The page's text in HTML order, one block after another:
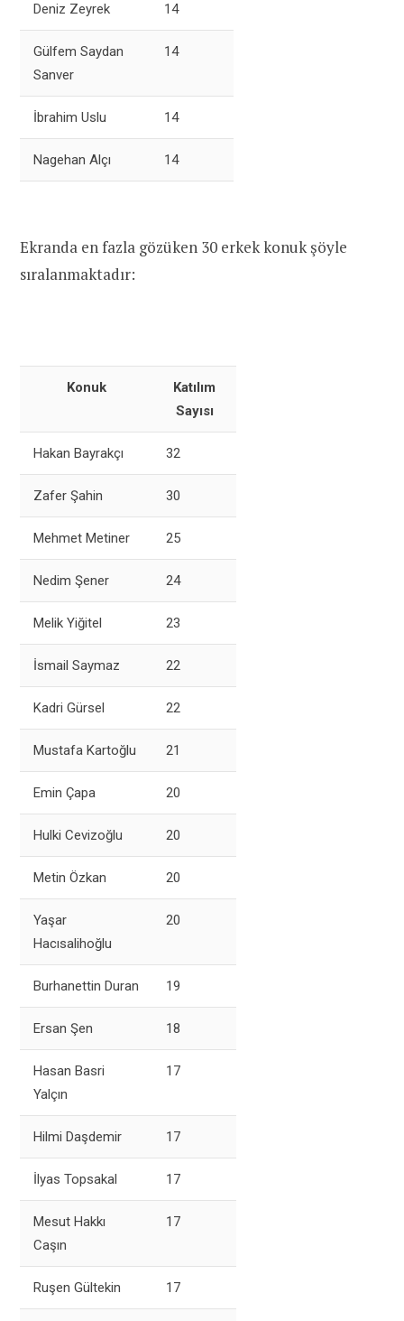
Deniz Zeyrek 14
Gülfem Saydan
Sanver
14
İbrahim Uslu 14
Nagehan Alçı 14
Ekranda en fazla gözüken 30 erkek konuk şöyle
sıralanmaktadır:
Konuk
Katılım
Sayısı
Hakan Bayrakçı 32
Zafer Şahin 30
Mehmet Metiner 25
Nedim Şener 24
Melik Yiğitel 23
İsmail Saymaz 22
Kadri Gürsel 22
Mustafa Kartoğlu 21
Emin Çapa 20
Hulki Cevizoğlu 20
Metin Özkan 20
Yaşar
Hacısalihoğlu
20
Burhanettin Duran 19
Ersan Şen 18
Hasan Basri
Yalçın
17
Hilmi Daşdemir 17
İlyas Topsakal 17
Mesut Hakkı
Caşın
17
Ruşen Gültekin 17